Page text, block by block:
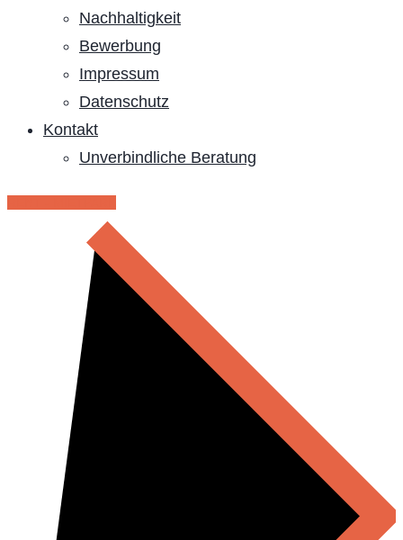
Nachhaltigkeit
Bewerbung
Impressum
Datenschutz
Kontakt
Unverbindliche Beratung